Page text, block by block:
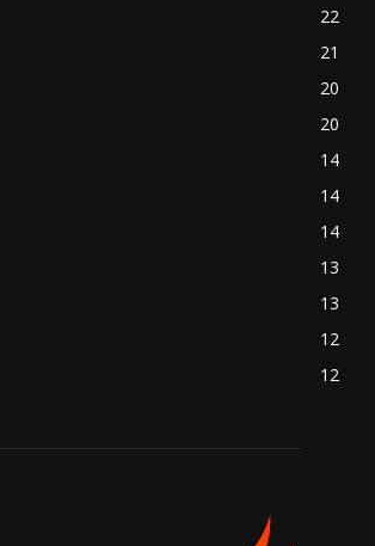
22
21
20
20
14
14
14
13
13
12
12